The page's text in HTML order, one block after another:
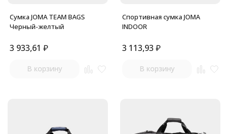
Сумка JOMA TEAM BAGS
Черный-желтый
3 933,61 ₽
В корзину
Спортивная сумка JOMA
INDOOR
3 113,93 ₽
В корзину